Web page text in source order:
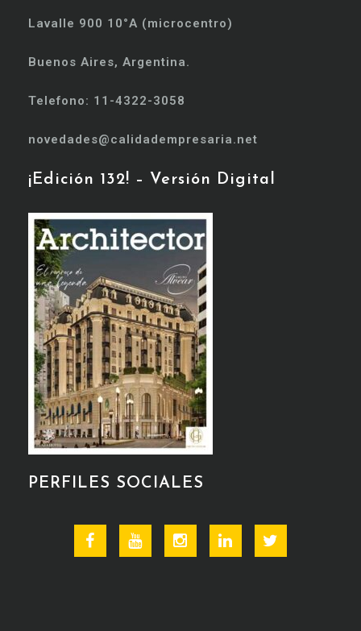
Lavalle 900 10°A (microcentro)
Buenos Aires, Argentina.
Telefono: 11-4322-3058
novedades@calidadempresaria.net
¡Edición 132! – Versión Digital
PERFILES SOCIALES
FacebookYoutube InstagramLinkedin